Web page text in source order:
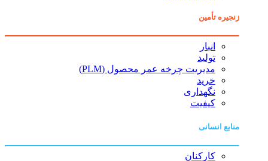
زنجیره تأمین
انبار
تولید
مدیریت چرخه عمر محصول (PLM)
خرید
نگهداری
کیفیت
منابع انسانی
کارکنان